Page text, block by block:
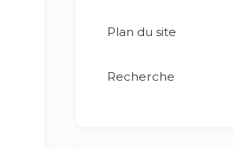
Plan du site
Recherche